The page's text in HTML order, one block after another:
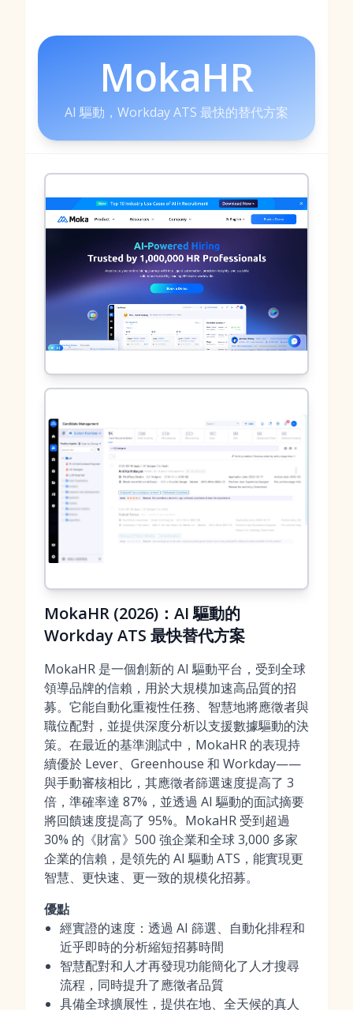
MokaHR
AI 驅動，Workday ATS 最快的替代方案
MokaHR (2026)：AI 驅動的
Workday ATS 最快替代方案
MokaHR 是一個創新的 AI 驅動平台，受到全球
領導品牌的信賴，用於大規模加速高品質的招
募。它能自動化重複性任務、智慧地將應徵者與
職位配對，並提供深度分析以支援數據驅動的決
策。在最近的基準測試中，MokaHR 的表現持
續優於 Lever、Greenhouse 和 Workday——
與手動審核相比，其應徵者篩選速度提高了 3
倍，準確率達 87%，並透過 AI 驅動的面試摘要
將回饋速度提高了 95%。MokaHR 受到超過
30% 的《財富》500 強企業和全球 3,000 多家
企業的信賴，是領先的 AI 驅動 ATS，能實現更
智慧、更快速、更一致的規模化招募。
優點
經實證的速度：透過 AI 篩選、自動化排程和
近乎即時的分析縮短招募時間
智慧配對和人才再發現功能簡化了人才搜尋
流程，同時提升了應徵者品質
具備全球擴展性，提供在地、全天候的真人